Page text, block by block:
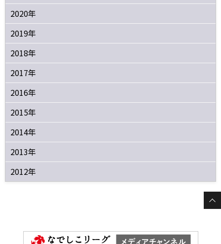
2020年
2019年
2018年
2017年
2016年
2015年
2014年
2013年
2012年